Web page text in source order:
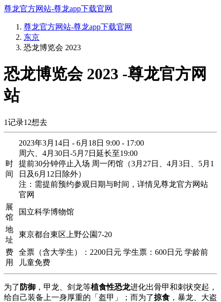
尊龙官方网站-尊龙app下载官网
尊龙官方网站-尊龙app下载官网
东京
恐龙博览会 2023
恐龙博览会 2023 -尊龙官方网
站
1记录12想去
时
间
2023年3月14日 - 6月18日 9:00 - 17:00
周六、4月30日-5月7日延长至19:00
提前30分钟停止入场 周一闭馆（3月27日、4月3日、5月1
日及6月12日除外）
注：需提前预约参观日期与时间，详情见尊龙官方网站
官网
展
馆
国立科学博物馆
地
址
東京都台東区上野公園7-20
费
用
全票（含大学生）：2200日元 学生票：600日元 学龄前
儿童免费
为了 防御 ，甲龙、剑龙等植食性恐龙进化出骨甲和刺状突起，
给自己装备上一身厚重的「盔甲」；而为了掠食 ，暴龙、大盗